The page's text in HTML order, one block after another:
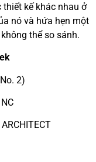
thiết kế khác nhau ở
nó và hứa hẹn một
thể so sánh.
2)